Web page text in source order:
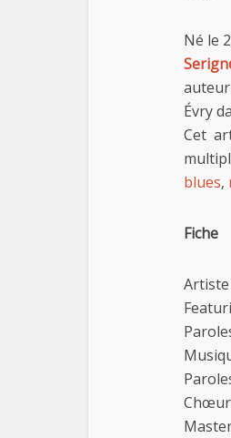
Né le
Évry
Cet
blues,
Fiche
Artiste